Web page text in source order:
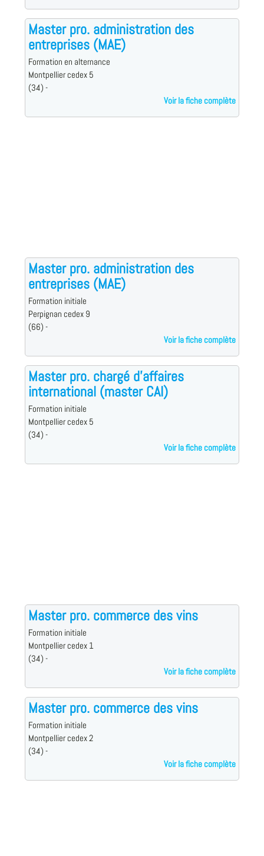
Master pro. administration des
entreprises (MAE)
Formation en alternance
Montpellier cedex 5
(34) -
Voir la fiche complète
Master pro. administration des
entreprises (MAE)
Formation initiale
Perpignan cedex 9
(66) -
Voir la fiche complète
Master pro. chargé d'affaires
international (master CAI)
Formation initiale
Montpellier cedex 5
(34) -
Voir la fiche complète
Master pro. commerce des vins
Formation initiale
Montpellier cedex 1
(34) -
Voir la fiche complète
Master pro. commerce des vins
Formation initiale
Montpellier cedex 2
(34) -
Voir la fiche complète